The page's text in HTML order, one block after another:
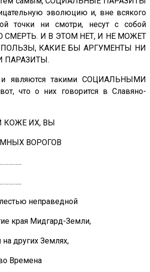
эволюцию и, вне всякого
точки ни смотри, несут с собой
И В ЭТОМ НЕТ, И НЕ МОЖЕТ
КАКИЕ БЫ АРГУМЕНТЫ НИ
ПАРАЗИТЫ.
такими СОЦИАЛЬНЫМИ
что о них говорится в Славяно-
КОЖЕ ИХ, ВЫ
ВОРОГОВ
неправедной
края Мидгард-Земли,
на других Землях,
Времена